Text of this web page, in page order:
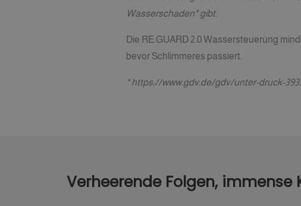
Wasserschaden* gibt.
Die RE.GUARD 2.0 Wassersteuerung
bevor Schlimmeres passiert.
*https://www.gdv.de/gdv/unter-druck-
Verheerende Folgen, immense